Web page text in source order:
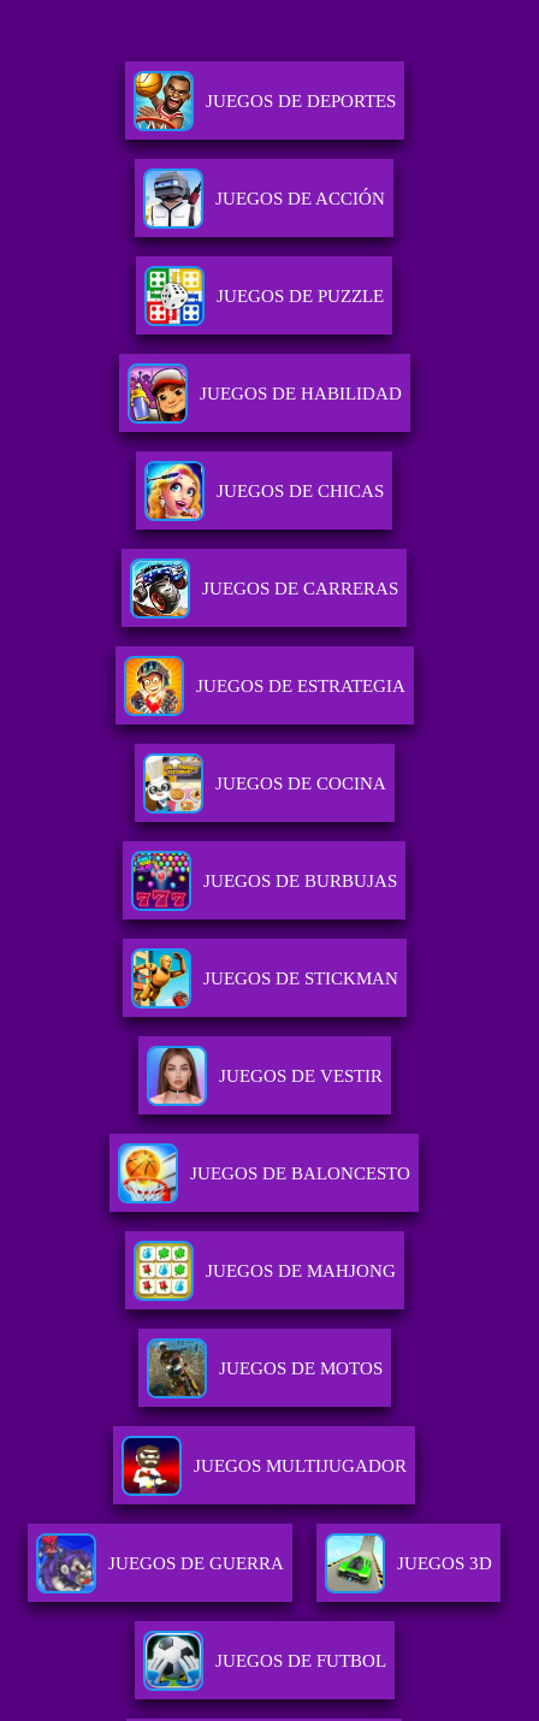
JUEGOS DE DEPORTES
JUEGOS DE ACCIÓN
JUEGOS DE PUZZLE
JUEGOS DE HABILIDAD
JUEGOS DE CHICAS
JUEGOS DE CARRERAS
JUEGOS DE ESTRATEGIA
JUEGOS DE COCINA
JUEGOS DE BURBUJAS
JUEGOS DE STICKMAN
JUEGOS DE VESTIR
JUEGOS DE BALONCESTO
JUEGOS DE MAHJONG
JUEGOS DE MOTOS
JUEGOS MULTIJUGADOR
JUEGOS DE GUERRA JUEGOS 3D
JUEGOS DE FUTBOL